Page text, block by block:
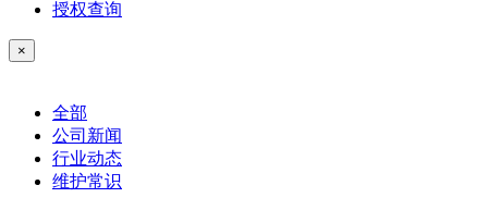
授权查询
×
全部
公司新闻
行业动态
维护常识